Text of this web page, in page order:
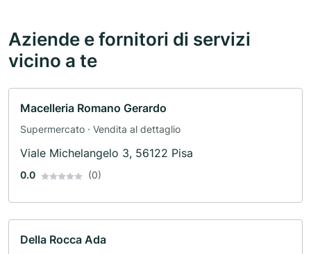
Aziende e fornitori di servizi
vicino a te
Macelleria Romano Gerardo
Supermercato · Vendita al dettaglio
Viale Michelangelo 3, 56122 Pisa
0.0 (0)
Della Rocca Ada